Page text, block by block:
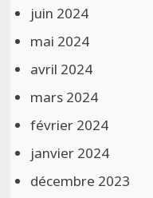
juin 2024
mai 2024
avril 2024
mars 2024
février 2024
janvier 2024
décembre 2023